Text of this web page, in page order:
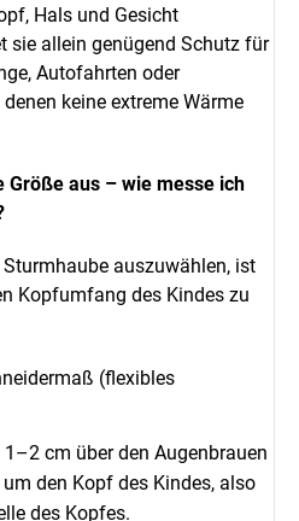
Hals und Gesicht
sie allein genügend Schutz für
Autofahrten oder
keine extreme Wärme
Größe aus – wie messe ich
auszuwählen, ist
Kopfumfang des Kindes zu
(flexibles
cm über den Augenbrauen
den Kopf des Kindes, also
des Kopfes.